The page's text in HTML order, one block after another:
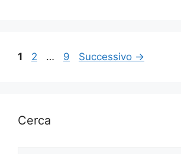
Pagina
1 Pagina
2 … Pagina
9 Successivo →
Cerca